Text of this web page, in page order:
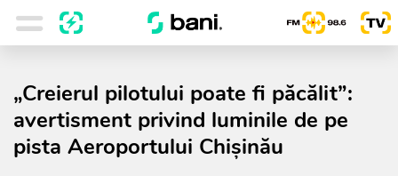
„Creierul pilotului poate fi păcălit”:
avertisment privind luminile de pe
pista Aeroportului Chișinău